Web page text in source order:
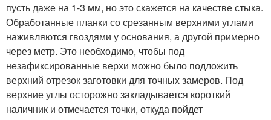
пусть даже на 1-3 мм, но это скажется на качестве стыка.
Обработанные планки со срезанным верхними углами
наживляются гвоздями у основания, а другой примерно
через метр. Это необходимо, чтобы под
незафиксированные верхи можно было подложить
верхний отрезок заготовки для точных замеров. Под
верхние углы осторожно закладывается короткий
наличник и отмечается точки, откуда пойдет